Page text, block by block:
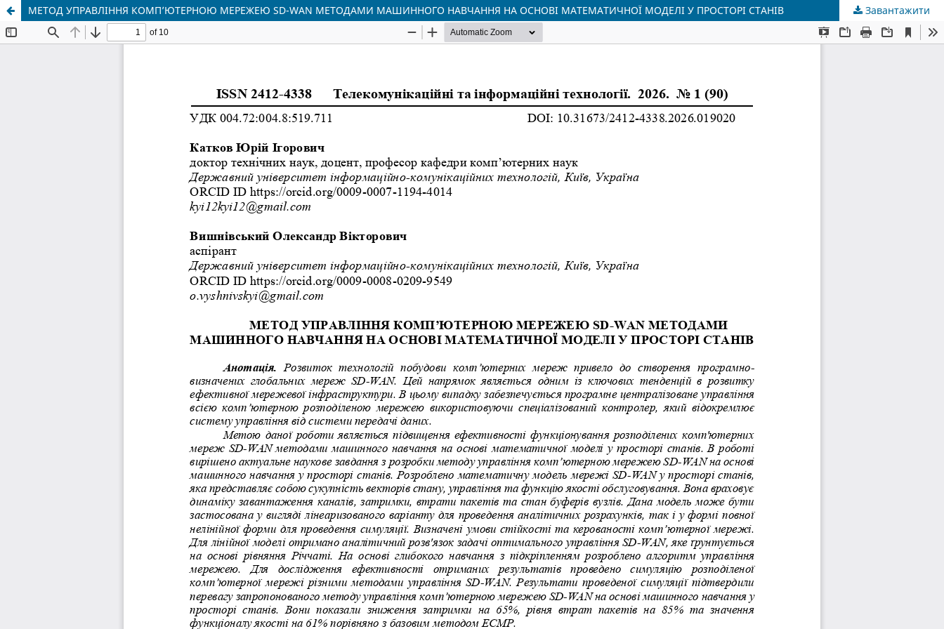
МЕТОД УПРАВЛІННЯ КОМП’ЮТЕРНОЮ МЕРЕЖЕЮ SD-WAN МЕТОДАМИ МАШИННОГО НАВЧАННЯ НА ОСНОВІ МАТЕМАТИЧНОЇ МОДЕЛІ У ПРОСТОРІ СТАНІВ Завантажити